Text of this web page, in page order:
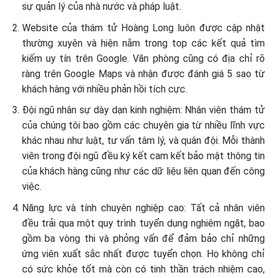
sự quản lý của nhà nước và pháp luật.
Website của thám tử Hoàng Long luôn được cập nhật
thường xuyên và hiện nằm trong top các kết quả tìm
kiếm uy tín trên Google. Văn phòng cũng có địa chỉ rõ
ràng trên Google Maps và nhận được đánh giá 5 sao từ
khách hàng với nhiều phản hồi tích cực.
Đội ngũ nhân sự dày dạn kinh nghiệm: Nhân viên thám tử
của chúng tôi bao gồm các chuyên gia từ nhiều lĩnh vực
khác nhau như luật, tư vấn tâm lý, và quân đội. Mỗi thành
viên trong đội ngũ đều ký kết cam kết bảo mật thông tin
của khách hàng cũng như các dữ liệu liên quan đến công
việc.
Năng lực và tính chuyên nghiệp cao: Tất cả nhân viên
đều trải qua một quy trình tuyển dụng nghiêm ngặt, bao
gồm ba vòng thi và phỏng vấn để đảm bảo chỉ những
ứng viên xuất sắc nhất được tuyển chọn. Họ không chỉ
có sức khỏe tốt mà còn có tinh thần trách nhiệm cao,